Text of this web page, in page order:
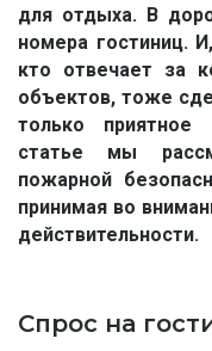
для отдыха. В
номера гостиниц.
кто отвечает за
объектов, тоже
только приятное
статье мы
пожарной
принимая во
действительности.
Спрос на